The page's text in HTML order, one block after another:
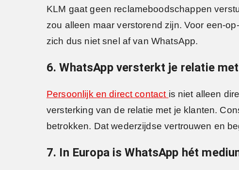
KLM gaat geen reclameboodschappen
zou alleen maar verstorend zijn. Voor een-
zich dus niet snel af van WhatsApp.
6. WhatsApp versterkt je relatie
Persoonlijk en direct contact is niet alleen
versterking van de relatie met je klanten.
betrokken. Dat wederzijdse vertrouwen en
7. In Europa is WhatsApp hét